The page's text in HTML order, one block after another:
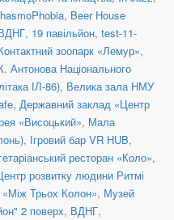
, Beer House
19 павільйон, test-11-
зоопарк «Лемур»,
Антонова Національного
ІЛ-86), Велика зала НМУ
, Державний заклад «Центр
«Висоцький», Мала
, Ігровий бар VR HUB,
ресторан «Коло»,
розвитку людини Ритмі
«Між Трьох Колон», Музей
2 поверх, ВДНГ,